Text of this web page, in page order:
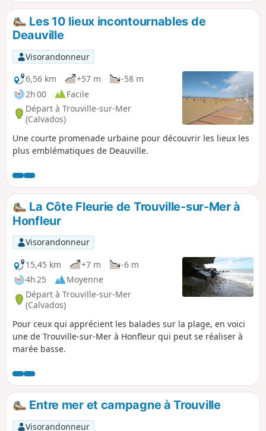
Les 10 lieux incontournables de
Deauville
Visorandonneur
6,56 km
+57 m
-58 m
2h 00
Facile
Départ à Trouville-sur-Mer
(Calvados)
Une courte promenade urbaine pour découvrir les lieux les
plus emblématiques de Deauville.
La Côte Fleurie de Trouville-sur-Mer à
Honfleur
Visorandonneur
15,45 km
+7 m
-6 m
4h 25
Moyenne
Départ à Trouville-sur-Mer
(Calvados)
Pour ceux qui apprécient les balades sur la plage, en voici
une de Trouville-sur-Mer à Honfleur qui peut se réaliser à
marée basse.
Entre mer et campagne à Trouville
Visorandonneur